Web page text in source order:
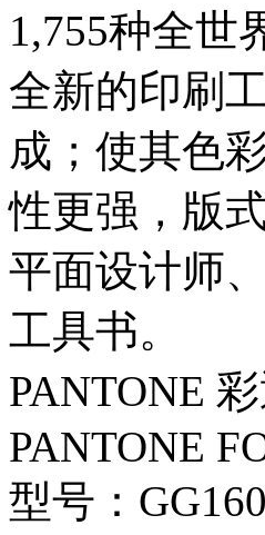
1,755种全世
全新的印刷
成；使其色
性更强，版
平面设计师
工具书。
PANTONE
PANTONE
型号：